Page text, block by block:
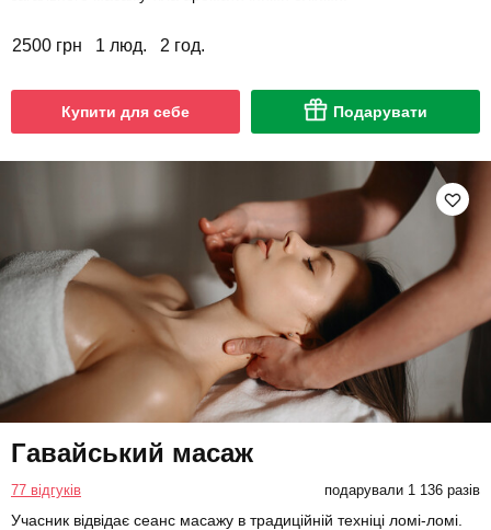
2500 грн 1 люд. 2 год.
Купити для себе Подарувати
Гавайський масаж
77 відгуків подарували 1 136 разів
Учасник відвідає сеанс масажу в традиційній техніці ломі-ломі.